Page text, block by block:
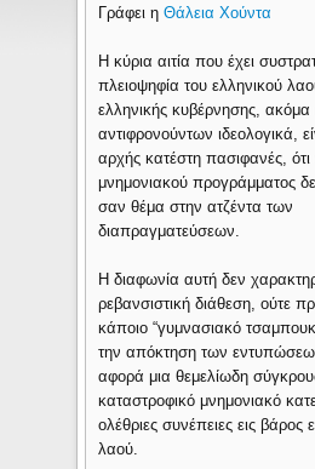
Γράφει ηΘάλεια Χούντα
Η κύρια αιτία που έχει
πλειοψηφία του ελληνικού
ελληνικής κυβέρνησης, ακόμα
αντιφρονούντων ιδεολογικά,
αρχής κατέστη πασιφανές,
μνημονιακού προγράμματος
σαν θέμα στην ατζέντα των
διαπραγματεύσεων.
Η διαφωνία αυτή δεν
ρεβανσιστική διάθεση, ούτε
κάποιο “γυμνασιακό
την απόκτηση των
αφορά μια θεμελίωδη
καταστροφικό μνημονιακό
ολέθριες συνέπειες εις βάρος
λαού.